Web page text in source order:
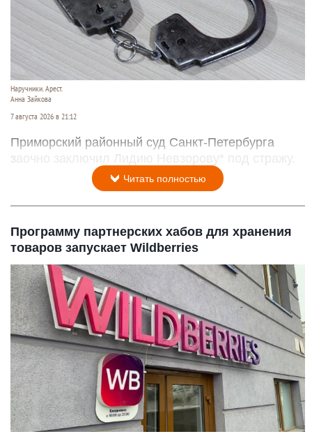
Наручники. Арест.
Анна Зайкова
7 августа 2026 в 21:12
Приморский районный суд Санкт-Петербурга
заочно заключил Лидию Невзорову* под стражу.
Читать полностью
Программу партнерских хабов для хранения
товаров запускает Wildberries